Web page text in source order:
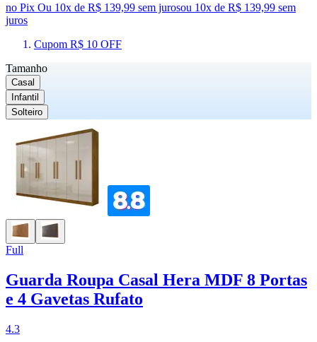
no Pix Ou 10x de R$ 139,99 sem jurosou 10x de R$ 139,99 sem
juros
Cupom R$ 10 OFF
Tamanho
Casal
Infantil
Solteiro
Full
Guarda Roupa Casal Hera MDF 8 Portas
e 4 Gavetas Rufato
4.3